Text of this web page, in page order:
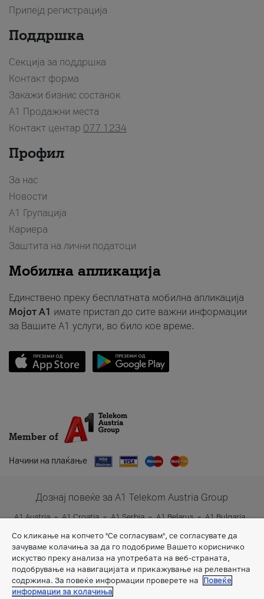
Припејд регистрација
Поддршка
Секција за поддршка
Контакт форма
Закажи бизнис состанок
A1 Продажни места
Контакт центар 077 1234
Профил
За нас
Новости
А1 Групација
Кариера
Заштита на лични податоци
Мобилна апликација
Единствено преку бесплатната мобилна апликација
Мојот A1 имате пристап до сите важни информации
за Вашите A1 услуги, во било кое време.
Member of
Начини на плаќање
Дознај повеќе за A1 Telekom Austria Group
A1 Austria A1 Croatia A1 Serbia A1 Belarus
A1 Bulgaria
A1 Slovenia
A1 Digital
Со кликање на копчето "Се согласувам", се согласувате да
зачуваме колачиња за да го подобриме Вашето корисничко
искуство преку анализа на употребата на веб-страната,
подобрување на навигацијата и прикажување на релевантна
содржина. За повеќе информации проверете на
Повеќе
информации за колачиња